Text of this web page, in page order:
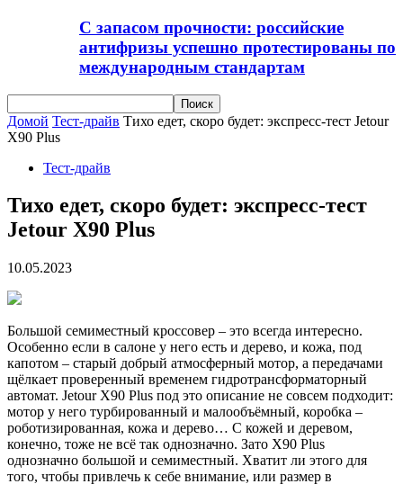
С запасом прочности: российские
антифризы успешно протестированы по
международным стандартам
Домой Тест-драйв Тихо едет, скоро будет: экспресс-тест Jetour
X90 Plus
Тест-драйв
Тихо едет, скоро будет: экспресс-тест
Jetour X90 Plus
10.05.2023
Большой семиместный кроссовер – это всегда интересно.
Особенно если в салоне у него есть и дерево, и кожа, под
капотом – старый добрый атмосферный мотор, а передачами
щёлкает проверенный временем гидротрансформаторный
автомат. Jetour X90 Plus под это описание не совсем подходит:
мотор у него турбированный и малообъёмный, коробка –
роботизированная, кожа и дерево… С кожей и деревом,
конечно, тоже не всё так однозначно. Зато X90 Plus
однозначно большой и семиместный. Хватит ли этого для
того, чтобы привлечь к себе внимание, или размер в